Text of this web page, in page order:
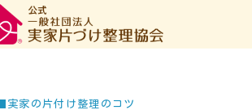
■実家の片付け整理のコツ